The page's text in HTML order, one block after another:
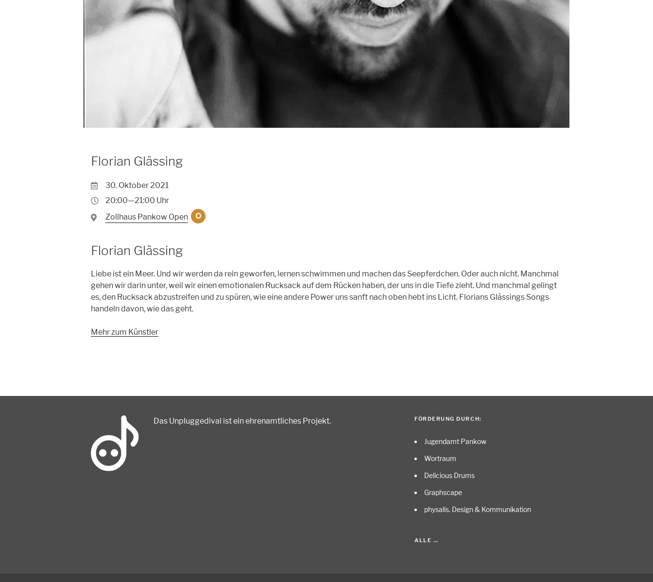
Florian Glässing
30. Oktober 2021
20:00—21:00 Uhr
Zollhaus Pankow Open
O
Florian Glässing
Liebe ist ein Meer. Und wir werden da rein geworfen, lernen schwimmen und machen das Seepferdchen. Oder auch nicht. Manchmal
gehen wir darin unter, weil wir einen emotionalen Rucksack auf dem Rücken haben, der uns in die Tiefe zieht. Und manchmal gelingt
es, den Rucksack abzustreifen und zu spüren, wie eine andere Power uns sanft nach oben hebt ins Licht. Florians Glässings Songs
handeln davon, wie das geht.
Mehr zum Künstler
Das Unpluggedival ist ein ehrenamtliches Projekt. FÖRDERUNG DURCH:
Jugendamt Pankow
Wortraum
Delicious Drums
Graphscape
physalis. Design & Kommunikation
ALLE …